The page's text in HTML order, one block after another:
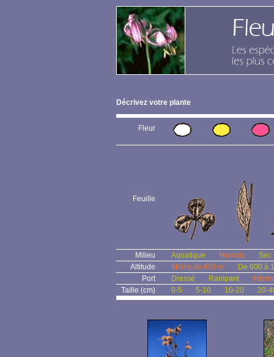
Décrivez votre plante
Fleur
Feuille
Milieu Aquatique Humide
Sec
Altitude
Moins de 600 m
De 600 à
Port
Dressé Rampant
Taille (cm)
0-5 5-10 10-20 20-